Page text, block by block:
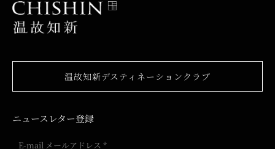
温故知新デスティネーションクラブ
ニュースレター登録